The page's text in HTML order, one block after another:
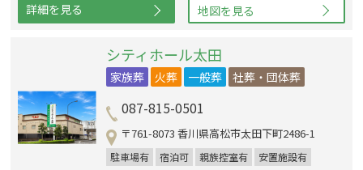
詳細を見る 地図を見る
シティホール太田
家族葬 火葬 一般葬 社葬・団体葬
087-815-0501
〒761-8073 香川県高松市太田下町2486-1
駐車場有 宿泊可 親族控室有
安置施設有